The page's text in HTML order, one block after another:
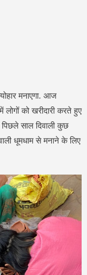
मनाएगा. आज
को खरीदारी करते हुए
साल दिवाली कुछ
धूमधाम से मनाने के लिए